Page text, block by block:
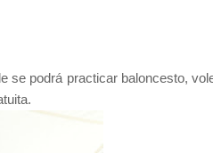
se podrá practicar baloncesto,